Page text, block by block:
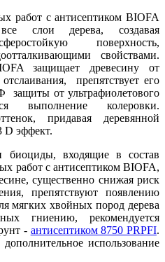
работ с антисептиком BIOFA
слои дерева, создавая
поверхность,
свойствами.
защищает древесину от
препятствует его
от ультрафиолетового
выполнение колеровки.
придавая деревянной
D эффект.
биоциды, входящие в состав
работ с антисептиком BIOFA,
существенно снижая риск
препятствуют появлению
мягких хвойных пород дерева
гниению, рекомендуется
- антисептиком 8750 PRPFI.
использование